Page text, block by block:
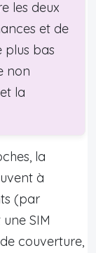
les deux
et de
plus bas
non
la
la
à
(par
SIM
de couverture,